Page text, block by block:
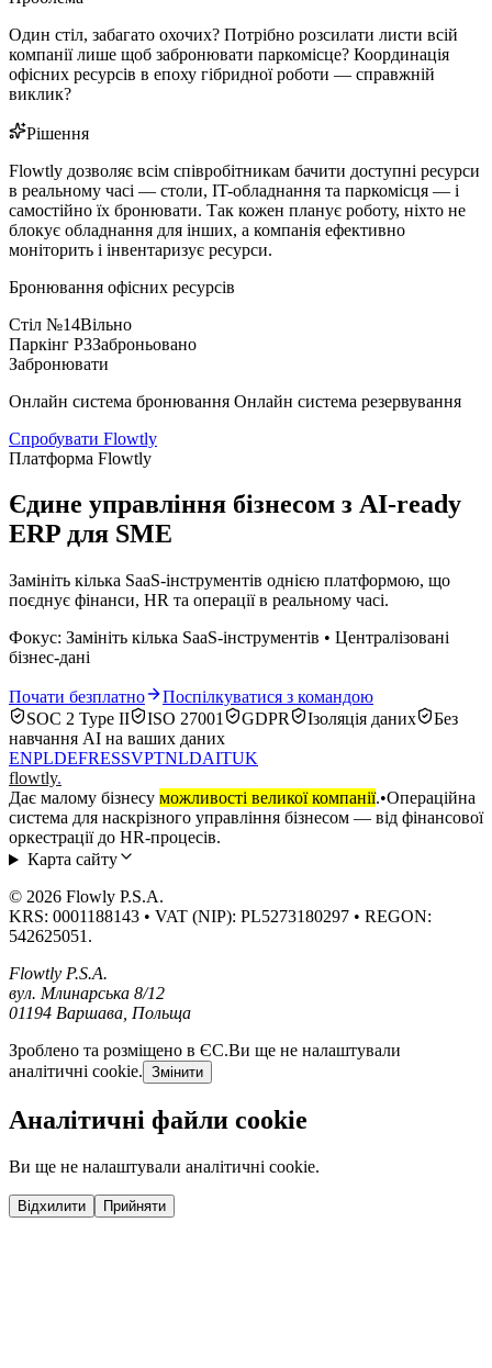
Один стіл, забагато охочих? Потрібно розсилати листи всій
компанії лише щоб забронювати паркомісце? Координація
офісних ресурсів в епоху гібридної роботи — справжній
виклик?
Рішення
Flowtly дозволяє всім співробітникам бачити доступні ресурси
в реальному часі — столи, IT-обладнання та паркомісця — і
самостійно їх бронювати. Так кожен планує роботу, ніхто не
блокує обладнання для інших, а компанія ефективно
моніторить і інвентаризує ресурси.
Бронювання офісних ресурсів
Стіл №14Вільно
Паркінг P3Заброньовано
Забронювати
Онлайн система бронювання Онлайн система резервування
Спробувати Flowtly
Платформа Flowtly
Єдине управління бізнесом з AI-ready
ERP для SME
Замініть кілька SaaS-інструментів однією платформою, що
поєднує фінанси, HR та операції в реальному часі.
Фокус: Замініть кілька SaaS-інструментів • Централізовані
бізнес-дані
Почати безплатно
Поспілкуватися з командою
SOC 2 Type II
ISO 27001 GDPR Ізоляція даних
Без
навчання AI на ваших даних
ENPLDEFRESSVPTNLDAITUK
flowtly.
Дає малому бізнесу можливості великої компанії.•Операційна
система для наскрізного управління бізнесом — від фінансової
оркестрації до HR-процесів.
Карта сайту
© 2026 Flowly P.S.A.
KRS: 0001188143 • VAT (NIP): PL5273180297 • REGON:
542625051.
Flowtly P.S.A.
вул. Млинарська 8/12
01194 Варшава, Польща
Зроблено та розміщено в ЄС.Ви ще не налаштували
аналітичні cookie. Змінити
Аналітичні файли cookie
Ви ще не налаштували аналітичні cookie.
Відхилити Прийняти